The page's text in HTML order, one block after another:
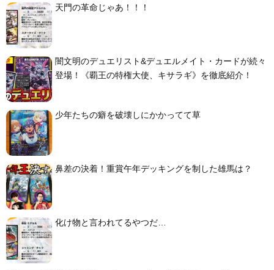
天門の革命じゃあ！！！
闇文明のデュエリスト&デュエルメイト・カードが続々
登場！《覇王の特権大使、キサラギ》を徹底紹介！
少年たちの癖を破壊しにかかってて草
鼻差の決着！重賞午年デッキングを制した雄馬は？
化け物と言われてるやつだ…